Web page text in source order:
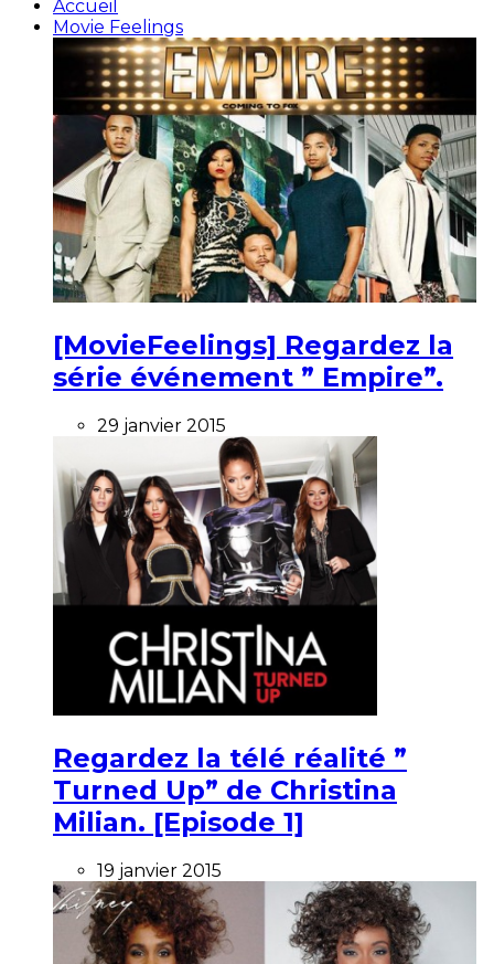
Accueil
Movie Feelings
[MovieFeelings] Regardez la
série événement ” Empire”.
29 janvier 2015
Regardez la télé réalité ”
Turned Up” de Christina
Milian. [Episode 1]
19 janvier 2015